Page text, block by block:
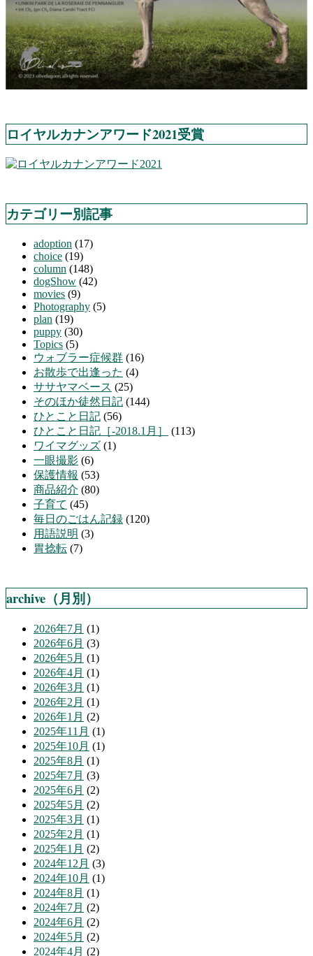
ロイヤルカナンアワード2021受賞
カテゴリー別記事
adoption (17)
choice (19)
column (148)
dogShow (42)
movies (9)
Photography (5)
plan (19)
puppy (30)
Topics (5)
ウォブラー症候群 (16)
お散歩で出逢った (4)
ササヤマベース (25)
そのほか徒然日記 (144)
ひとこと日記 (56)
ひとこと日記［-2018.1月］
(113)
ワイマグッズ (1)
一眼撮影 (6)
保護情報 (53)
商品紹介 (80)
子育て (45)
毎日のごはん記録 (120)
用語説明 (3)
胃捻転 (7)
archive（月別）
2026年7月 (1)
2026年6月 (3)
2026年5月 (1)
2026年4月 (1)
2026年3月 (1)
2026年2月 (1)
2026年1月 (2)
2025年11月 (1)
2025年10月 (1)
2025年8月 (1)
2025年7月 (3)
2025年6月 (2)
2025年5月 (2)
2025年3月 (1)
2025年2月 (1)
2025年1月 (2)
2024年12月 (3)
2024年10月 (1)
2024年8月 (1)
2024年7月 (2)
2024年6月 (2)
2024年5月 (2)
2024年4月 (2)